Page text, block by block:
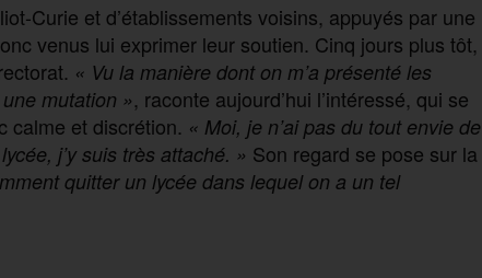
Curie et d’établissements voisins, appuyés par une
venus lui exprimer leur soutien. Cinq jours plus tôt,
« Vu la manière dont on m’a présenté les
mutation », raconte aujourd’hui l’intéressé, qui se
calme et discrétion. « Moi, je n’ai pas du tout envie de
j’y suis très attaché. » Son regard se pose sur la
quitter un lycée dans lequel on a un tel